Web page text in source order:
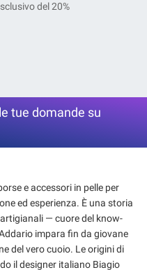
del 20%
tue domande su
e accessori in pelle per
ed esperienza. È una storia
— cuore del know-
impara fin da giovane
cuoio. Le origini di
il designer italiano Biagio